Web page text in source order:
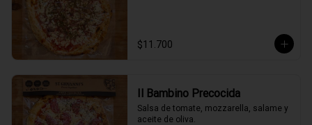
$11.700
Il Bambino Precocida
Salsa de tomate, mozzarella, salame y
aceite de oliva.